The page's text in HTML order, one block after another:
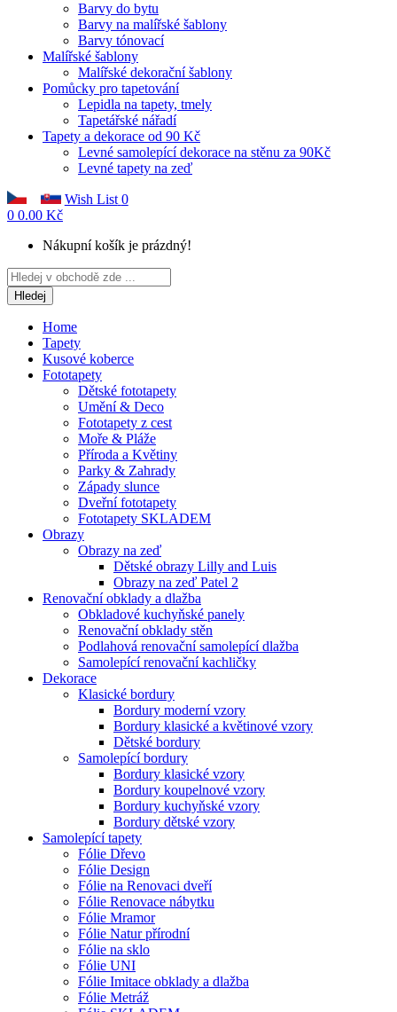
Barvy do bytu
Barvy na malířské šablony
Barvy tónovací
Malířské šablony
Malířské dekorační šablony
Pomůcky pro tapetování
Lepidla na tapety, tmely
Tapetářské nářadí
Tapety a dekorace od 90 Kč
Levné samolepící dekorace na stěnu za 90Kč
Levné tapety na zeď
Wish List 0
0 0.00 Kč
Nákupní košík je prázdný!
Hledej
Home
Tapety
Kusové koberce
Fototapety
Dětské fototapety
Umění & Deco
Fototapety z cest
Moře & Pláže
Příroda a Květiny
Parky & Zahrady
Západy slunce
Dveřní fototapety
Fototapety SKLADEM
Obrazy
Obrazy na zeď
Dětské obrazy Lilly and Luis
Obrazy na zeď Patel 2
Renovační obklady a dlažba
Obkladové kuchyňské panely
Renovační obklady stěn
Podlahová renovační samolepící dlažba
Samolepící renovační kachličky
Dekorace
Klasické bordury
Bordury moderní vzory
Bordury klasické a květinové vzory
Dětské bordury
Samolepící bordury
Bordury klasické vzory
Bordury koupelnové vzory
Bordury kuchyňské vzory
Bordury dětské vzory
Samolepící tapety
Fólie Dřevo
Fólie Design
Fólie na Renovaci dveří
Fólie Renovace nábytku
Fólie Mramor
Fólie Natur přírodní
Fólie na sklo
Fólie UNI
Fólie Imitace obklady a dlažba
Fólie Metráž